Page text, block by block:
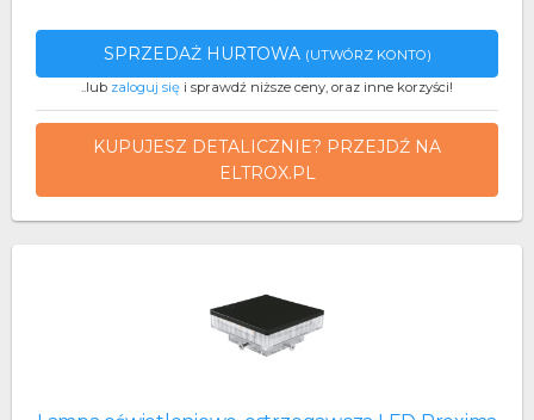
SPRZEDAŻ HURTOWA (UTWÓRZ KONTO)
..lub zaloguj się i sprawdź niższe ceny, oraz inne korzyści!
KUPUJESZ DETALICZNIE? PRZEJDŹ NA
ELTROX.PL